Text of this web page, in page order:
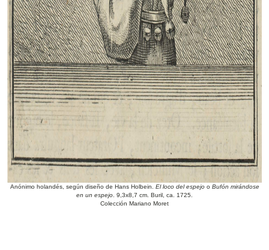
Anónimo holandés, según diseño de Hans Holbein. El loco del espejoo Bufón mirándose
en un espejo. 9,3x8,7 cm. Buril, ca. 1725.
Colección Mariano Moret